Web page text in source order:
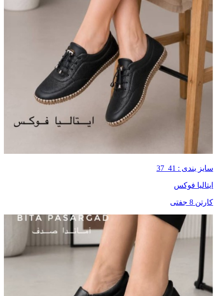
سایز بندی : 41_37
ایتالیا فوکس
کارتن 8 جفتی